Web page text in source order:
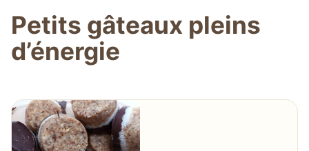
Petits gâteaux pleins
d’énergie